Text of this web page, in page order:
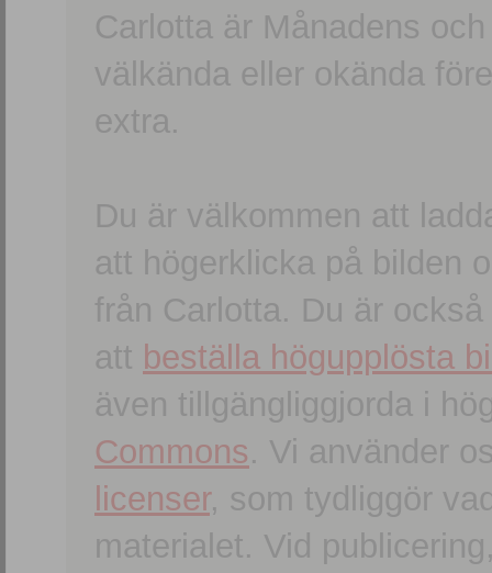
Carlotta är Månadens
välkända eller okända
extra.
Du är välkommen att
att högerklicka på bilden
från Carlotta. Du är
att beställa högupplösta
även tillgängliggjorda i
Commons. Vi använder
licenser, som tydliggör
materialet. Vid